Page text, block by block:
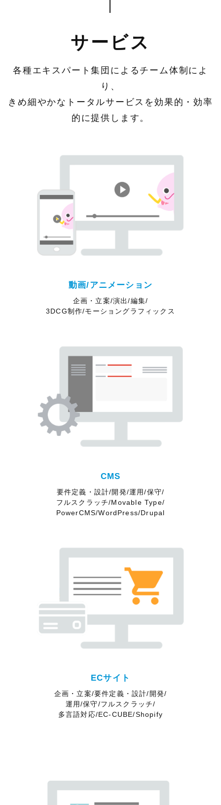
サービス
各種エキスパート集団によるチーム体制によ
り、
きめ細やかなトータルサービスを効果的・効率
的に提供します。
動画/アニメーション
企画・立案/演出/編集/
3DCG制作/モーショングラフィックス
CMS
要件定義・設計/開発/運用/保守/
フルスクラッチ/Movable Type/
PowerCMS/WordPress/Drupal
ECサイト
企画・立案/要件定義・設計/開発/
運用/保守/フルスクラッチ/
多言語対応/EC-CUBE/Shopify